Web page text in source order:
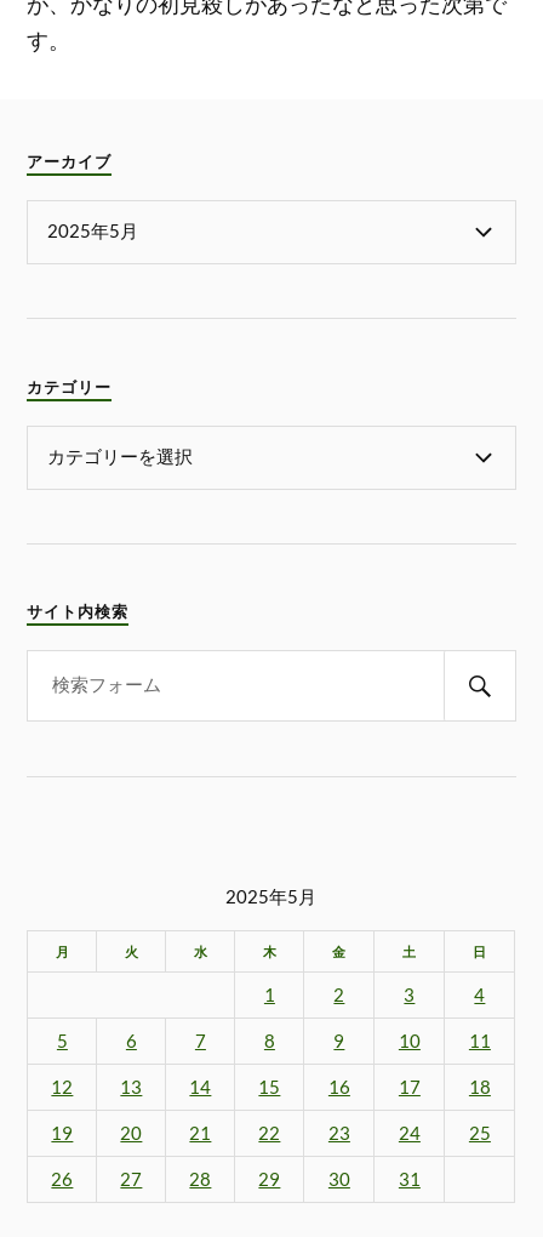
す。
アーカイブ
カテゴリー
サイト内検索
2025年5月
月 火 水 木 金 土 日
1 2 3 4
5 6 7 8 9 10 11
12 13 14 15 16 17 18
19 20 21 22 23 24 25
26 27 28 29 30 31